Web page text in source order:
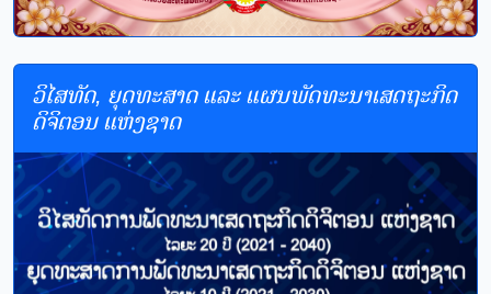
ວິໄສທັດ, ຍຸດທະສາດ ແລະ ແຜນພັດທະນາເສດຖະກິດ
ດິຈິຕອນ ແຫ່ງຊາດ